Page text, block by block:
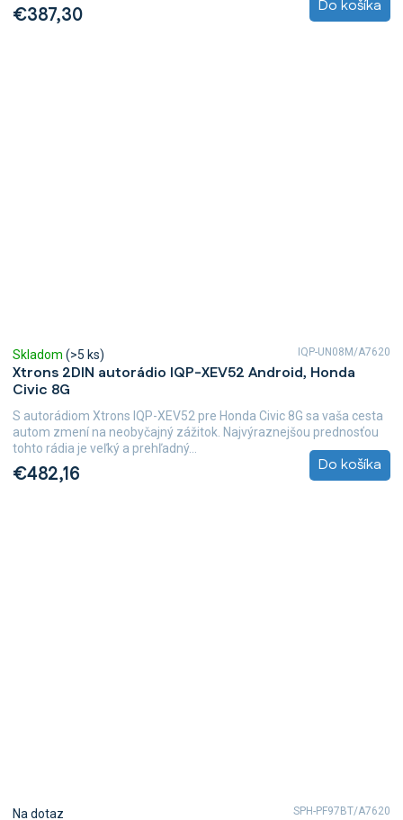
€387,30 Do košíka
Xtrons 2DIN autorádio IQP-XEV52 Android, Honda
Civic 8G
Skladom (>5 ks)
€482,16 Do košíka
S autorádiom Xtrons IQP-XEV52 pre Honda Civic 8G sa vaša cesta
autom zmení na neobyčajný zážitok. Najvýraznejšou prednosťou
tohto rádia je veľký a prehľadný...
IQP-UN08M/A7620
Na dotaz SPH-PF97BT/A7620